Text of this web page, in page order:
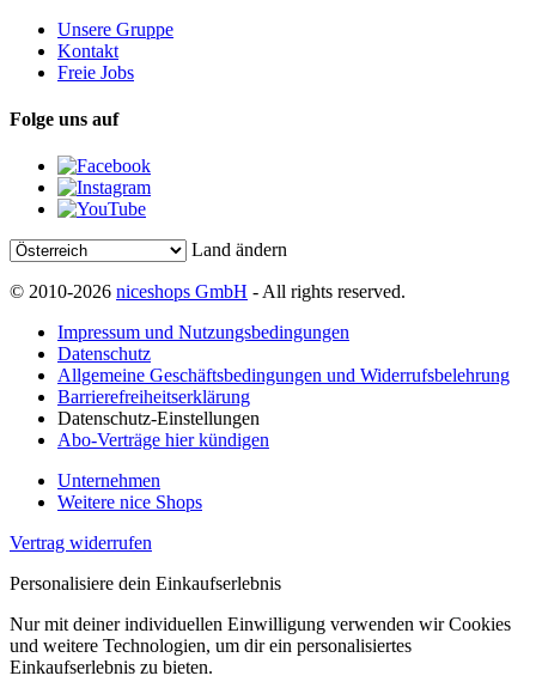
Unsere Gruppe
Kontakt
Freie Jobs
Folge uns auf
Land ändern
© 2010-2026 niceshops GmbH - All rights reserved.
Impressum und Nutzungsbedingungen
Datenschutz
Allgemeine Geschäftsbedingungen und Widerrufsbelehrung
Barrierefreiheitserklärung
Datenschutz-Einstellungen
Abo-Verträge hier kündigen
Unternehmen
Weitere nice Shops
Vertrag widerrufen
Personalisiere dein Einkaufserlebnis
Nur mit deiner individuellen Einwilligung verwenden wir Cookies
und weitere Technologien, um dir ein personalisiertes
Einkaufserlebnis zu bieten.